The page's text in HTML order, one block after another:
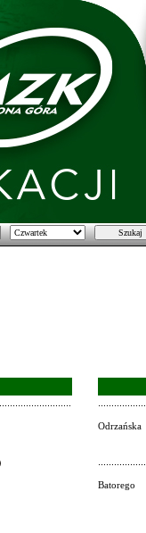
Odrzańska
Batorego